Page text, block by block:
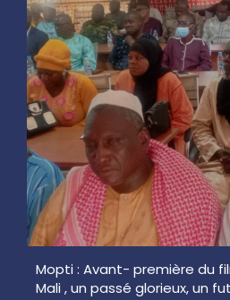
Mopti : Avant- première du
Mali , un passé glorieux, un